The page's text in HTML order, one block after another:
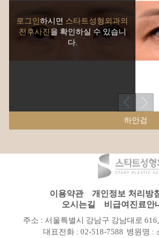
로그인하시면 스타트성형외과의
전후사진을 확인하실 수 있습니
다.
하안검
이용약관 개인정보 처리방
오시는길
비급여진료안
주소 : 서울특별시 강남구 강남대로
대표전화 : 02-518-7588 병원명 :